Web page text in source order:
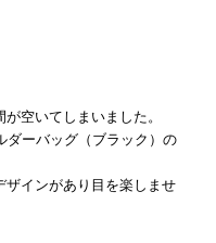
空いてしまいました。
ダーバッグ（ブラック）の
インがあり目を楽しませ